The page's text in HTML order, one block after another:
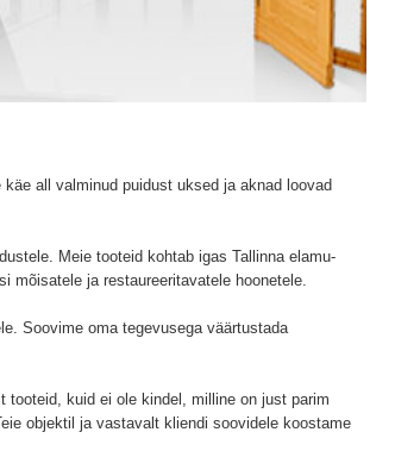
all valminud puidust uksed ja aknad loovad
Meie tooteid kohtab igas Tallinna elamu-
mõisatele ja restaureeritavatele hoonetele.
Soovime oma tegevusega väärtustada
kuid ei ole kindel, milline on just parim
objektil ja vastavalt kliendi soovidele koostame